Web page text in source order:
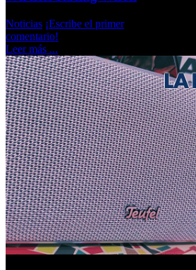
Noticias ¡Escribe el primer
comentario!
Leer más ...